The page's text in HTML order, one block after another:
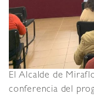
El Alcalde de
conferencia del